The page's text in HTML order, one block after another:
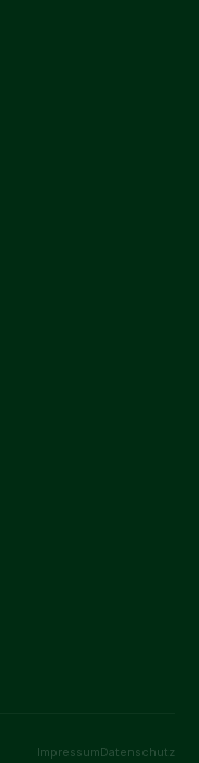
Impressum Datenschutz